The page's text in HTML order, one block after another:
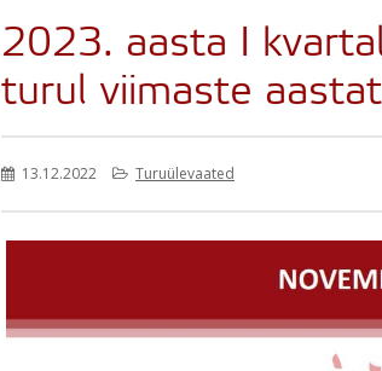
2023. aasta I
turul viimaste
13.12.2022 Turuülevaated